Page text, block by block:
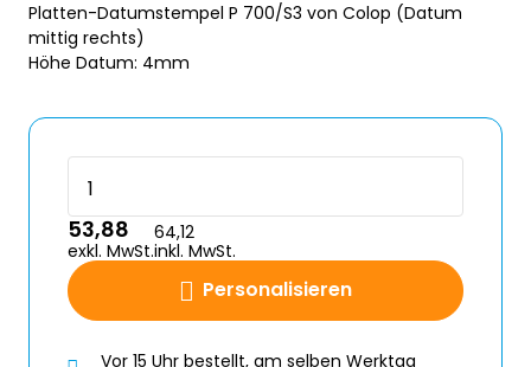
Platten-Datumstempel P 700/S3 von Colop (Datum
mittig rechts)
Höhe Datum: 4mm
Personalisieren
53,88
exkl. MwSt.
64,12
inkl. MwSt.
Vor 15 Uhr bestellt, am selben Werktag